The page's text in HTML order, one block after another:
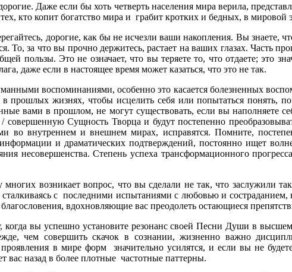
Даже если бы хоть четверть населения мира верила,
кто копит богатство мира и грабит кротких и бедных, в мировой
дорогие, как бы не исчезли ваши накопления. Вы знаете,
То, за что вы прочно держитесь, растает на ваших глазах. Часть
пользы. Это не означает, что вы теряете то, что отдаете; это
даже если в настоящее время может казаться, что это не так.
воспоминаниями, особенно это касается болезненных
прошлых жизнях, чтобы исцелить себя или попытаться понять,
вами в прошлом, не могут существовать, если вы
Сущность Творца и будут постепенно
во внутреннем и внешнем мирах, исправятся. Помните,
и драматических подтверждений, постоянно ищет
несовершенства. Степень успеха трансформационного
возникает вопрос, что вы сделали не так, что заслужили
с последними испытаниями с любовью и
вдохновляющие вас преодолеть остающиеся
вы успешно установите резонанс своей Песни Души в
чем совершить скачок в сознании, жизненно важно
в мире форм значительно усилятся, и если вы не
вас назад в более плотные частотные паттерны.